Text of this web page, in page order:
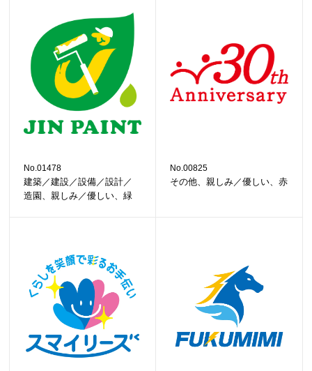
No.01478
建築／建設／設備／設計／
造園、親しみ／優しい、緑
No.00825
その他、親しみ／優しい、赤